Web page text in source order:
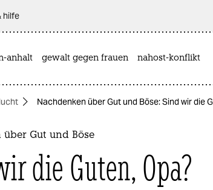
hilfe
anhalt gewalt gegen frauen nahost-konflikt
Nachdenken über Gut und Böse: Sind wir die
über Gut und Böse
die Guten, Opa?